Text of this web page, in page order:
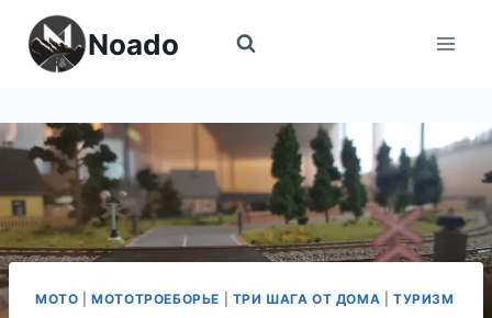
Перейти
содержимому
Noado
МОТО |МОТОТРОЕБОРЬЕ ТРИ ШАГА ОТ ДОМА |ТУРИЗМ